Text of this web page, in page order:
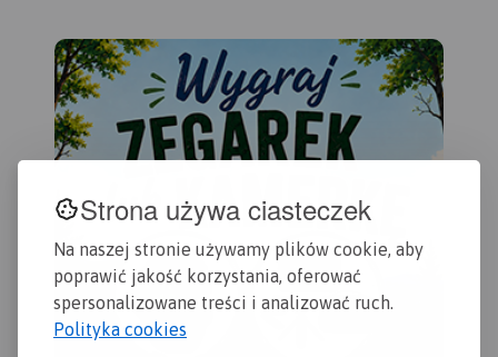
Strona używa ciasteczek
Na naszej stronie używamy plików cookie, aby
poprawić jakość korzystania, oferować
spersonalizowane treści i analizować ruch.
Polityka cookies
od wschodu aglomeracja
warszawska. Zasięg mapy
wyznaczają: Nowy Dwór
Mazowiecki na północy,
Sochaczew na zachodzie,
na wschodzie.Wydanie: